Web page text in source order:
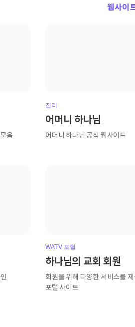
웹사이
음
진리
어머니 하나님
어머니 하나님 공식 웹사이트
WATV 포털
하나님의 교회 회원
회원을 위해 다양한 서비스를
포털 사이트